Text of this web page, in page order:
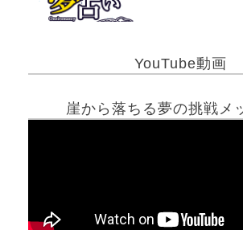
YouTube動画
崖から落ちる夢の挑戦メ